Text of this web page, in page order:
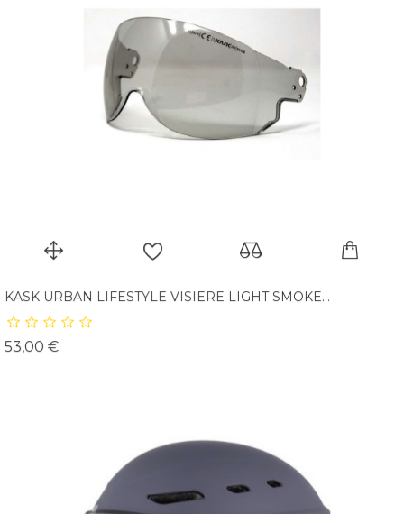
KASK URBAN LIFESTYLE VISIERE LIGHT SMOKE...
53,00 €Prix